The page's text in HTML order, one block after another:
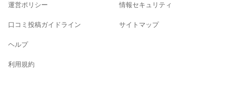
運営ポリシー
口コミ投稿ガイドライン
ヘルプ
利用規約
情報セキュリティ
サイトマップ